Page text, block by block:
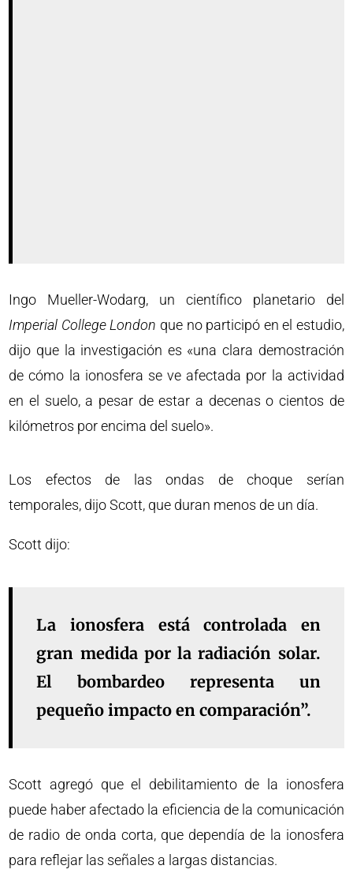
Ingo Mueller-Wodarg, un científico planetario del
Imperial College London que no participó en el estudio,
dijo que la investigación es «una clara demostración
de cómo la ionosfera se ve afectada por la actividad
en el suelo, a pesar de estar a decenas o cientos de
kilómetros por encima del suelo».
Los efectos de las ondas de choque serían
temporales, dijo Scott, que duran menos de un día.
Scott dijo:
La ionosfera está controlada en
gran medida por la radiación solar.
El bombardeo representa un
pequeño impacto en comparación”.
Scott agregó que el debilitamiento de la ionosfera
puede haber afectado la eficiencia de la comunicación
de radio de onda corta, que dependía de la ionosfera
para reflejar las señales a largas distancias.